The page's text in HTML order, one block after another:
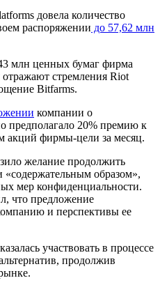
довела количество
распоряжении до 57,62 млн
млн ценных бумаг фирма
стремления Riot
Bitfarms.
компании о
предполагало 20% премию к
акций фирмы-цели за месяц.
желание продолжить
образом»,
мер конфиденциальности.
что предложение
и перспективы ее
участвовать в процессе
продолжив